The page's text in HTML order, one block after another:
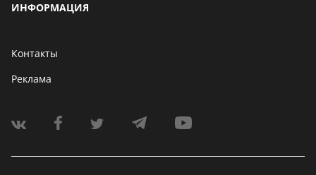
ИНФОРМАЦИЯ
Контакты
Реклама